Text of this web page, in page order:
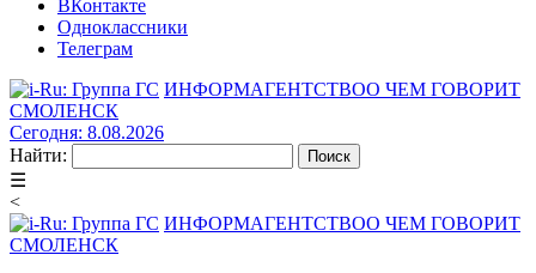
ВКонтакте
Одноклассники
Телеграм
ИНФОРМАГЕНТСТВОО ЧЕМ ГОВОРИТ
СМОЛЕНСК
Сегодня: 8.08.2026
Найти:
☰
<
ИНФОРМАГЕНТСТВОО ЧЕМ ГОВОРИТ
СМОЛЕНСК